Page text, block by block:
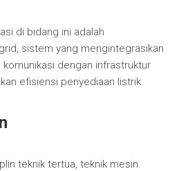
di bidang ini adalah
sistem yang mengintegrasikan
dengan infrastruktur
efisiensi penyediaan listrik.
teknik tertua, teknik mesin